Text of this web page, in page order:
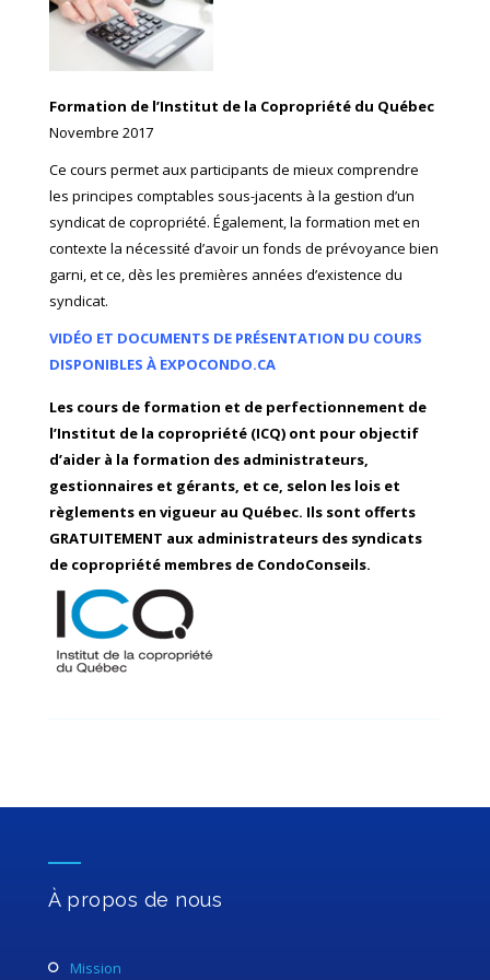
Formation de l’Institut de la Copropriété du Québec
Novembre 2017
Ce cours permet aux participants de mieux comprendre
les principes comptables sous-jacents à la gestion d’un
syndicat de copropriété. Également, la formation met en
contexte la nécessité d’avoir un fonds de prévoyance bien
garni, et ce, dès les premières années d’existence du
syndicat.
VIDÉO ET DOCUMENTS DE PRÉSENTATION DU COURS
DISPONIBLES À EXPOCONDO.CA
Les cours de formation et de perfectionnement de
l’Institut de la copropriété (ICQ) ont pour objectif
d’aider à la formation des administrateurs,
gestionnaires et gérants, et ce, selon les lois et
règlements en vigueur au Québec. Ils sont offerts
GRATUITEMENT aux administrateurs des syndicats
de copropriété membres de CondoConseils.
À propos de nous
mission